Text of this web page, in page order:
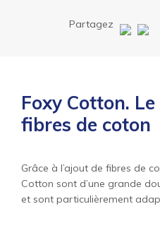
Partagez
Foxy Cotton.
fibres de coton
Grâce à l’ajout de fibres de
Cotton sont d’une grande
et sont particulièrement